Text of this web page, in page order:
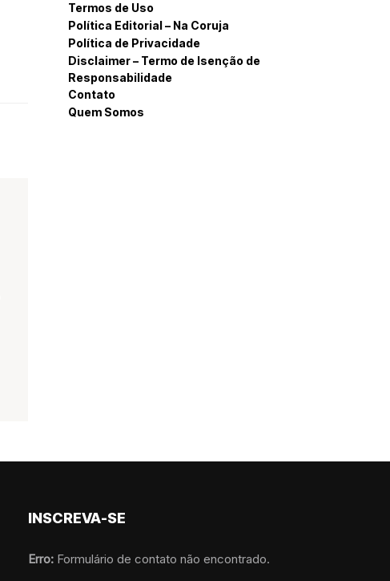
Termos de Uso
Política Editorial – Na Coruja
Política de Privacidade
Disclaimer – Termo de Isenção de
Responsabilidade
Contato
Quem Somos
INSCREVA-SE
Erro: Formulário de contato não encontrado.